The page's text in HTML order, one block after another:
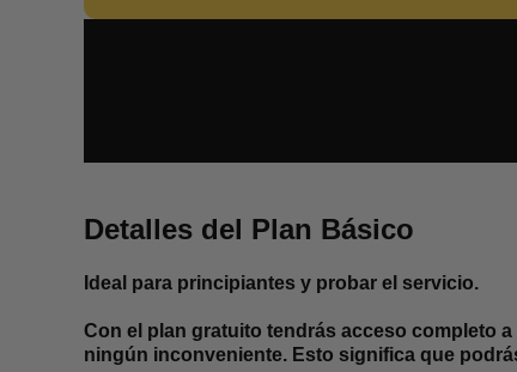
Detalles del Plan Básico
Ideal para principiantes y probar el servicio.
Con el plan gratuito tendrás acceso completo
ningún inconveniente. Esto significa que